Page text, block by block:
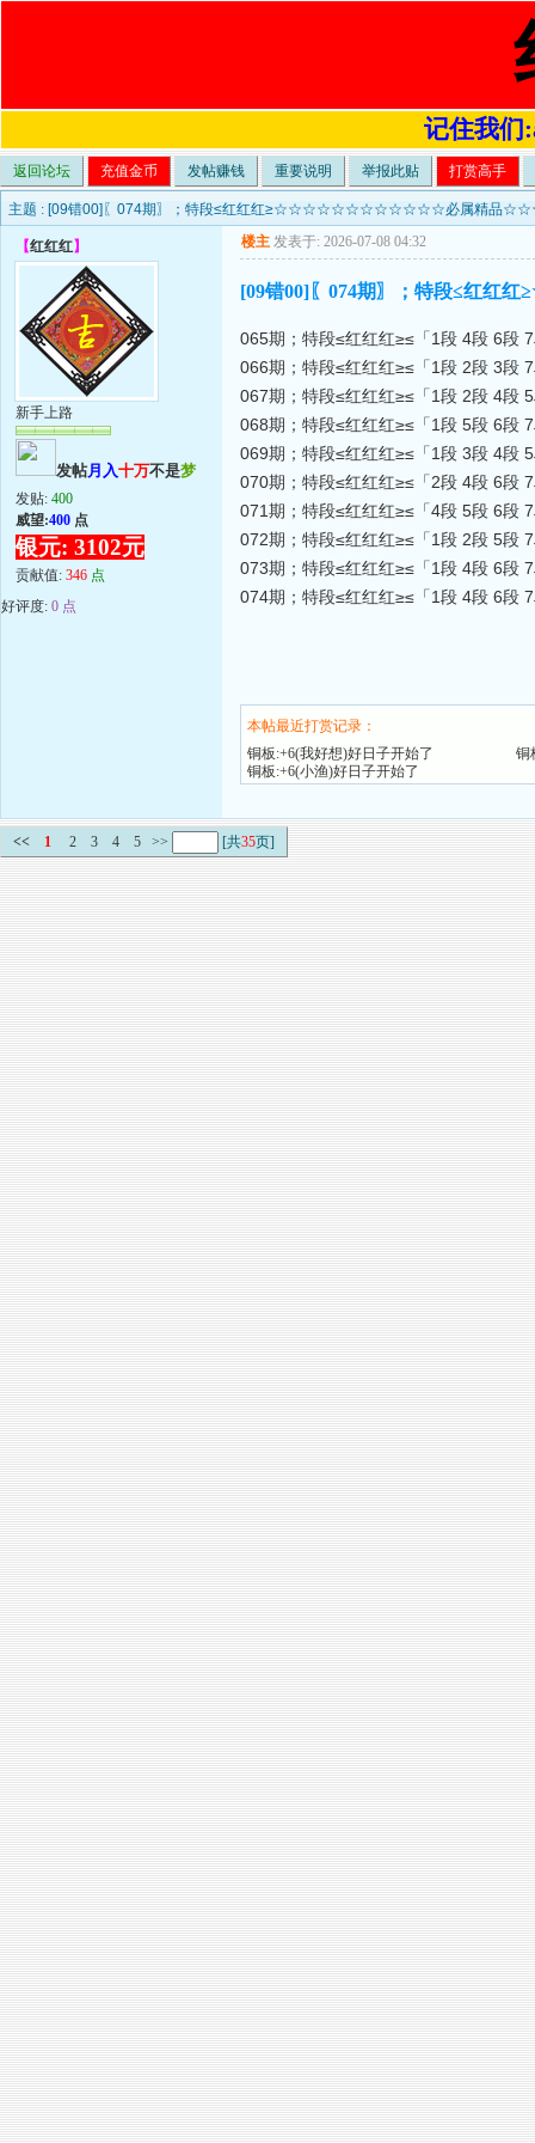
记住我们
返回论坛 充值金币 发帖赚钱 重要说明 举报此贴 打赏高手
主题 : [09错00]〖074期〗；特段≤红红红≥☆☆☆☆☆☆☆☆☆☆☆☆必属精
【红红红】
新手上路
发帖月入十万不是梦
发贴: 400
威望:400 点
银元: 3102元
贡献值: 346 点
好评度: 0 点
楼主 发表于: 2026-07-08 04:32
[09错00]〖074期〗；特
065期；特段≤红红红≥≤「1段 4段 6段
066期；特段≤红红红≥≤「1段 2段 3段
067期；特段≤红红红≥≤「1段 2段 4段
068期；特段≤红红红≥≤「1段 5段 6段
069期；特段≤红红红≥≤「1段 3段 4段
070期；特段≤红红红≥≤「2段 4段 6段
071期；特段≤红红红≥≤「4段 5段 6段
072期；特段≤红红红≥≤「1段 2段 5段
073期；特段≤红红红≥≤「1段 4段 6段
074期；特段≤红红红≥≤「1段 4段 6段
本帖最近打赏记录：
铜板:+6(我好想)好日子开始了
铜
铜板:+6(小渔)好日子开始了
<< 1 2 3 4 5 >> [共35页]